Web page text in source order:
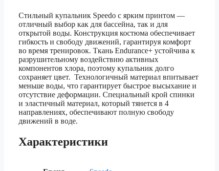
Стильный купальник Speedo с ярким принтом —
отличный выбор как для бассейна, так и для
открытой воды. Конструкция костюма обеспечивает
гибкость и свободу движений, гарантируя комфорт
во время тренировок. Ткань Endurance+ устойчива к
разрушительному воздействию активных
компонентов хлора, поэтому купальник долго
сохраняет цвет. Технологичный материал впитывает
меньше воды, что гарантирует быстрое высыхание и
отсутствие деформации. Специальный крой спинки
и эластичный материал, который тянется в 4
направлениях, обеспечивают полную свободу
движений в воде.
Характеристики